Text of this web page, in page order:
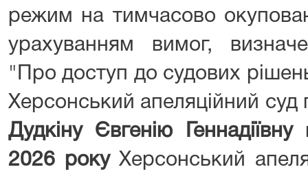
режим на тимчасово
урахуванням вимог,
"Про доступ до судових
Херсонський апеляційний суд
Дудкіну Євгенію Геннадіївну
2026 рокуХерсонський